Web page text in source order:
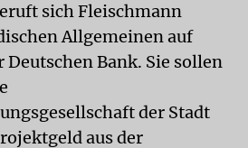
sich Fleischmann
Allgemeinen auf
Deutschen Bank. Sie sollen
der Stadt
aus der